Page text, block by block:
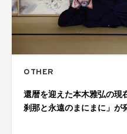
OTHER
還暦を迎えた本木雅弘の現
刹那と永遠のまにまに」が